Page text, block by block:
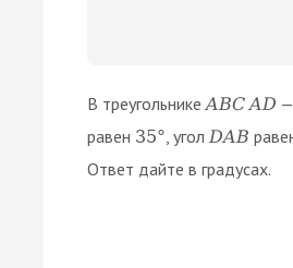
В треугольнике ABC AD
равен 35° , угол DAB
Ответ дайте в градусах.